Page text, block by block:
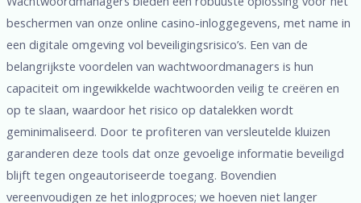
beschermen van onze online casino-inloggegevens, met name in
een digitale omgeving vol beveiligingsrisico’s. Een van de
belangrijkste voordelen van wachtwoordmanagers is hun
capaciteit om ingewikkelde wachtwoorden veilig te creëren en
op te slaan, waardoor het risico op datalekken wordt
geminimaliseerd. Door te profiteren van versleutelde kluizen
garanderen deze tools dat onze gevoelige informatie beveiligd
blijft tegen ongeautoriseerde toegang. Bovendien
vereenvoudigen ze het inlogproces; we hoeven niet langer